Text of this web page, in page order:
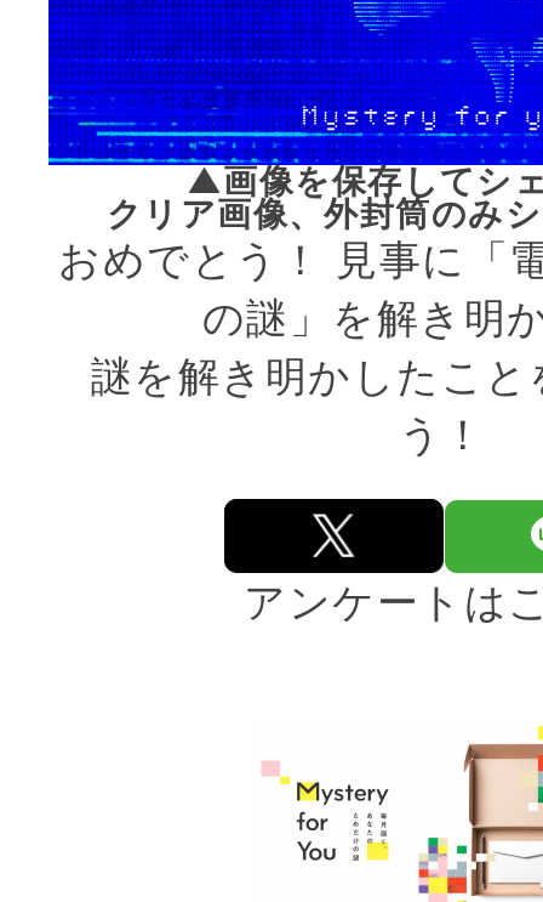
▲画像を保存してシ
クリア画像、外封筒のみ
おめでとう！ 見事に「
の謎」を解き明
謎を解き明かしたこ
う！
アンケートは